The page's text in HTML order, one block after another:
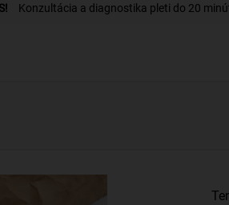
Konzultácia a diagnostika pleti do 20